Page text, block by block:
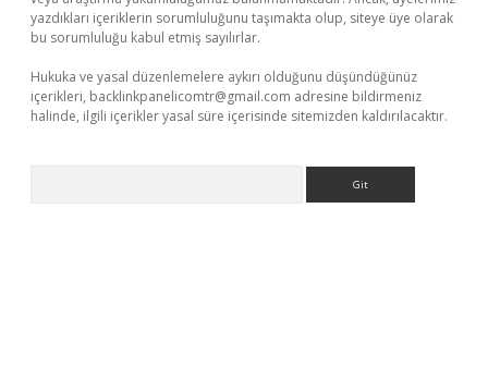
yazdıkları içeriklerin sorumluluğunu taşımakta olup, siteye üye olarak
bu sorumluluğu kabul etmiş sayılırlar.
Hukuka ve yasal düzenlemelere aykırı olduğunu düşündüğünüz
içerikleri, backlinkpanelicomtr@gmail.com adresine bildirmeniz
halinde, ilgili içerikler yasal süre içerisinde sitemizden kaldırılacaktır.